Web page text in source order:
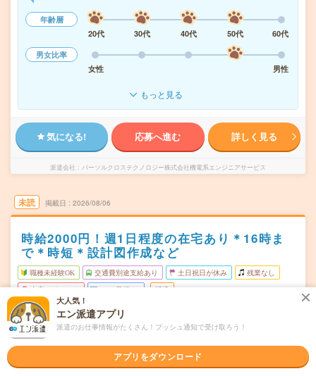
年齢層
20代
30代 40代 50代
60代
男女比率
女性
男性
もっと見る
気になる! 応募へ進む 詳しく見る
派遣会社 パーソルクロステクノロジー株式会社機電系エンジニアサービス
未読 掲載日 2026/08/06
時給2000円！週1日程度の在宅あり＊16時ま
で＊時短＊設計図作成など
職種未経験OK 交通費別途支給あり 土日祝日が休み 残業なし
在宅・リモート WEB登録OK 派遣
勤務地
東京都千代田区
秋葉原駅から徒歩10分／岩本町駅から徒歩6分
月～金 ※土日祝休み
大人気！
エン派遣アプリ
派遣のお仕事情報がたくさん！プッシュ通知で受け取ろう！
アプリをダウンロード